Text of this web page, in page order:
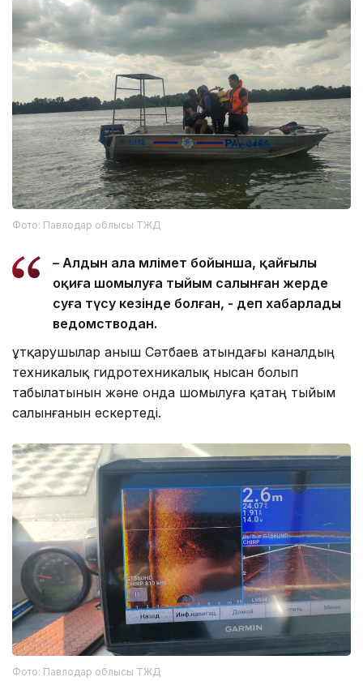
Фото: Павлодар облысы ТЖД
– Алдын ала мәлімет бойынша, қайғылы
оқиға шомылуға тыйым салынған жерде
суға түсу кезінде болған, - деп хабарлады
ведомстводан.
Құтқарушылар Қаныш Сәтбаев атындағы каналдың
техникалық гидротехникалық нысан болып
табылатынын және онда шомылуға қатаң тыйым
салынғанын ескертеді.
Фото: Павлодар облысы ТЖД